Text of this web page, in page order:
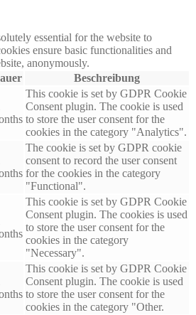
essential for the website to
ensure basic functionalities and
anonymously.
Beschreibung
This cookie is set by GDPR Cookie
Consent plugin. The cookie is used
to store the user consent for the
cookies in the category "Analytics".
The cookie is set by GDPR cookie
consent to record the user consent
for the cookies in the category
"Functional".
This cookie is set by GDPR Cookie
Consent plugin. The cookies is used
to store the user consent for the
cookies in the category
"Necessary".
This cookie is set by GDPR Cookie
Consent plugin. The cookie is used
to store the user consent for the
cookies in the category "Other.